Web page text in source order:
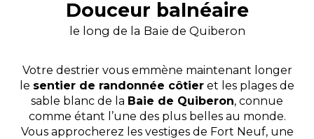
Douceur balnéaire
le long de la Baie de Quiberon
Votre destrier vous emmène maintenant longer
le sentier de randonnée côtier et les plages de
sable blanc de la Baie de Quiberon, connue
comme étant l’une des plus belles au monde.
Vous approcherez les vestiges de Fort Neuf, une